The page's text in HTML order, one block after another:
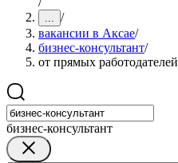
... /
вакансии в Аксае/
бизнес-консультант/
от прямых работодателей
бизнес-консультант